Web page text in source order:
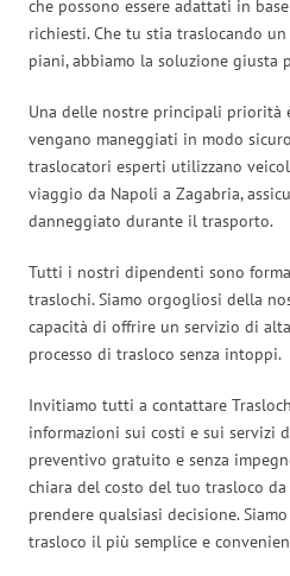
che possono essere adattati in
richiesti. Che tu stia traslocando
piani, abbiamo la soluzione giusta
Una delle nostre principali priorità
vengano maneggiati in modo
traslocatori esperti utilizzano
viaggio da Napoli a Zagabria,
danneggiato durante il trasporto.
Tutti i nostri dipendenti sono
traslochi. Siamo orgogliosi della
capacità di offrire un servizio di
processo di trasloco senza intoppi.
Invitiamo tutti a contattare
informazioni sui costi e sui servizi
preventivo gratuito e senza
chiara del costo del tuo trasloco
prendere qualsiasi decisione.
trasloco il più semplice e